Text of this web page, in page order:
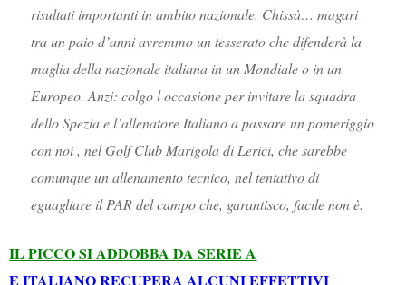
risultati importanti in ambito nazionale. Chissà… magari
tra un paio d’anni avremmo un tesserato che difenderà la
maglia della nazionale italiana in un Mondiale o in un
Europeo. Anzi: colgo l occasione per invitare la squadra
dello Spezia e l’allenatore Italiano a passare un pomeriggio
con noi , nel Golf Club Marigola di Lerici, che sarebbe
comunque un allenamento tecnico, nel tentativo di
eguagliare il PAR del campo che, garantisco, facile non è.
IL PICCO SI ADDOBBA DA SERIE A
E ITALIANO RECUPERA ALCUNI EFFETTIVI